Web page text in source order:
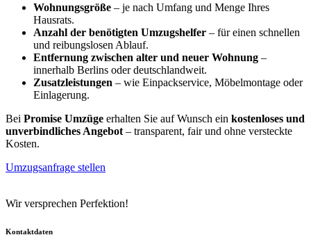
Wohnungsgröße – je nach Umfang und Menge Ihres
Hausrats.
Anzahl der benötigten Umzugshelfer – für einen schnellen
und reibungslosen Ablauf.
Entfernung zwischen alter und neuer Wohnung –
innerhalb Berlins oder deutschlandweit.
Zusatzleistungen – wie Einpackservice, Möbelmontage oder
Einlagerung.
Bei Promise Umzüge erhalten Sie auf Wunsch ein kostenloses und
unverbindliches Angebot – transparent, fair und ohne versteckte
Kosten.
Umzugsanfrage stellen
Wir versprechen Perfektion!
Kontaktdaten